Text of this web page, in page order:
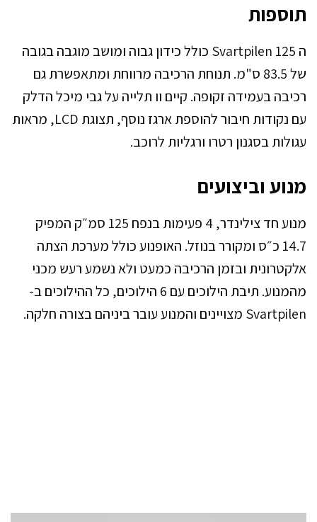
תוספות
ה Svartpilen 125 כולל כידון גבוה ומושב מוגבה בגובה
של 83.5 ס"מ. תנוחת הרכיבה מרווחת ומתאפשרת גם
רכיבה בעמידה זקופה. קיים וו תלייה על גבי מיכל הדלק
עם נקודות חיבור להוספת ארגז נוסף, תצוגת LCD, מראות
עגולות בסגנון רטרו ורגליות לרוכב.
מנוע וביצועים
מנוע חד צילינדר, 4 פעימות בנפח 125 סמ״ק המפיק
14.7 כ״ס ומקורר בנוזל. האופנוע כולל מערכת הצתה
אלקטרונית ובזמן הרכיבה כמעט ולא נשמע רעש מכני
מהמנוע. תיבת הילוכים עם 6 הילוכים, כל ההילוכים ב-
Svartpilen מצויינים והמנוע עובר ביניהם בצורה חלקה.